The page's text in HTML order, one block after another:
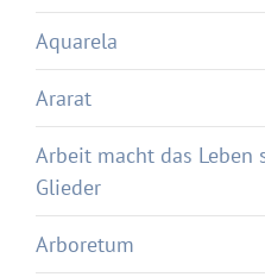
Aquarela
Ararat
Arbeit macht das
Glieder
Arboretum